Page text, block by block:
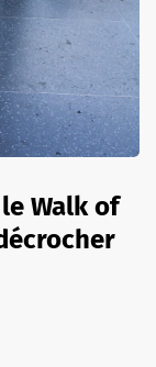
Walk of